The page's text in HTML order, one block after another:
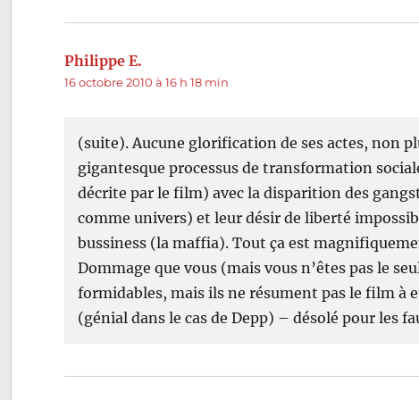
Philippe E.
16 octobre 2010 à 16 h 18 min
(suite). Aucune glorification de ses actes, non
gigantesque processus de transformation
décrite par le film) avec la disparition des
comme univers) et leur désir de liberté
bussiness (la maffia). Tout ça est
Dommage que vous (mais vous n’êtes pas le
formidables, mais ils ne résument pas le film à
(génial dans le cas de Depp) – désolé pour les